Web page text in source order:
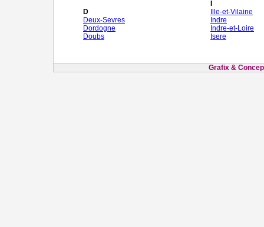
D
Deux-Sevres
Dordogne
Doubs
Ille-et-Vilaine
Indre
Indre-et-Loire
Isere
Grafix &